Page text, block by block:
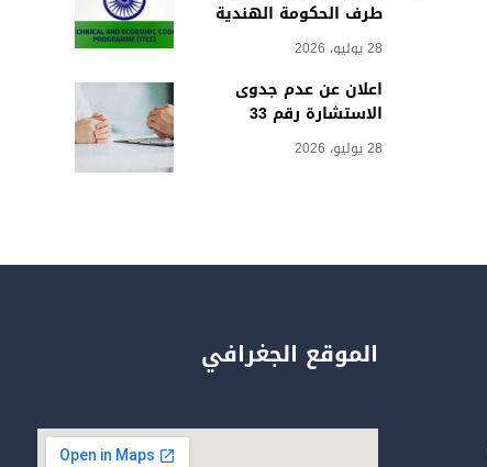
طرف الحكومة الهندية
28 يوليو، 2026
اعلان عن عدم جدوى
الاستشارة رقم 33
28 يوليو، 2026
الموقع الجغرافي